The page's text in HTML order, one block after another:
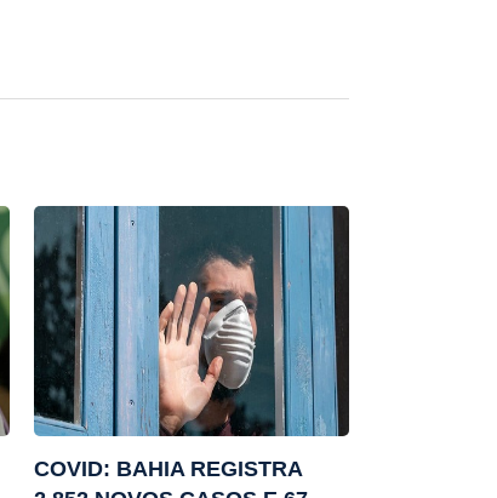
COVID: BAHIA REGISTRA